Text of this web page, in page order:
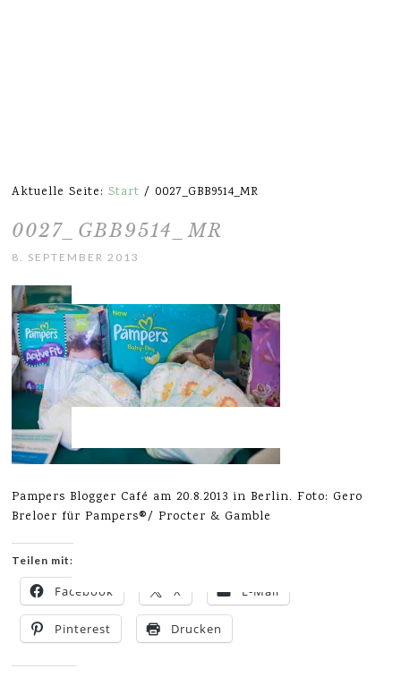
Aktuelle Seite:Start / 0027_GBB9514_MR
0027_GBB9514_MR
8. SEPTEMBER 2013
Pampers Blogger Café am 20.8.2013 in Berlin. Foto: Gero
Breloer für Pampers®/ Procter & Gamble
Teilen mit:
Facebook X E-Mail
Pinterest Drucken